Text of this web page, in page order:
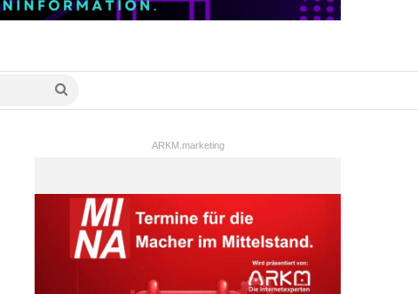
ARKM.marketing